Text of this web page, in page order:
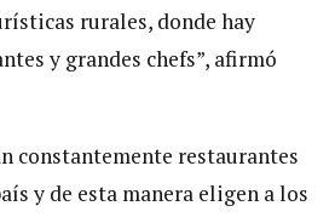
rurales, donde hay
y grandes chefs”, afirmó
constantemente restaurantes
y de esta manera eligen a los